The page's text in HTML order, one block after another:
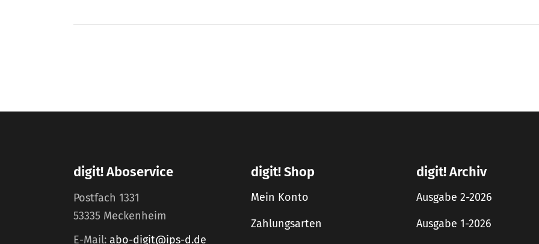
digit! Aboservice
Postfach 1331
53335 Meckenheim
E-Mail: abo-digit@ips-d.de
digit! Shop
Mein Konto
Zahlungsarten
digit! Archiv
Ausgabe 2-2026
Ausgabe 1-2026